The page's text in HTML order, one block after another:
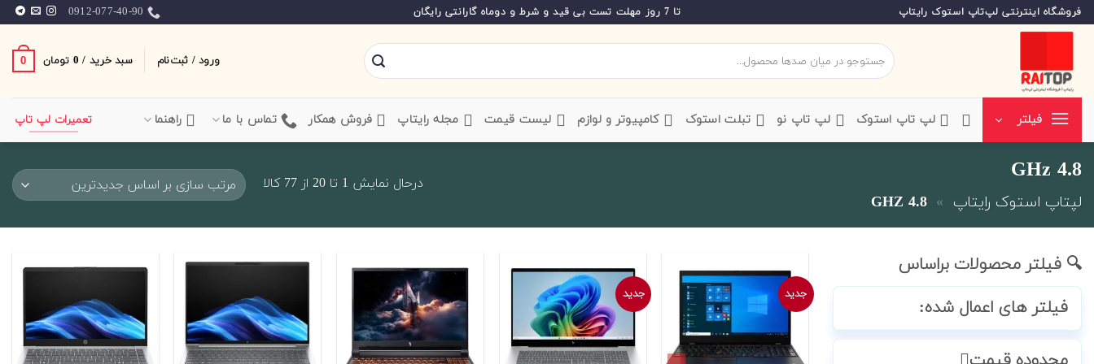
Skip
to
فروشگاه اینترنتی لپ‌تاپ استوک رایتاپ تا 7 روز مهلت تست بی قید و شرط و دوماه گارانتی رایگان 0912-077-40-90
جستجو
برای:
ورود / ثبت‌نام سبد خرید / 0 تومان 0
فیلتر ‌لپ تاپ استوک ‌لپ تاپ نو ‌ تبلت استوک ‌ کامپیوتر و لوازم ‌ لیست قیمت ‌ مجله رایتاپ فروش همکار تماس با ما راهنما تعمیرات لپ تاپ
4.8 GHz
لپتاپ استوک رایتاپ »
4.8 GHZ
درحال نمایش 1 تا 20 از 77 کالا
Sorted
latest
🔍 فیلتر محصولات براساس
فیلتر های اعمال شده:
جدید جدید